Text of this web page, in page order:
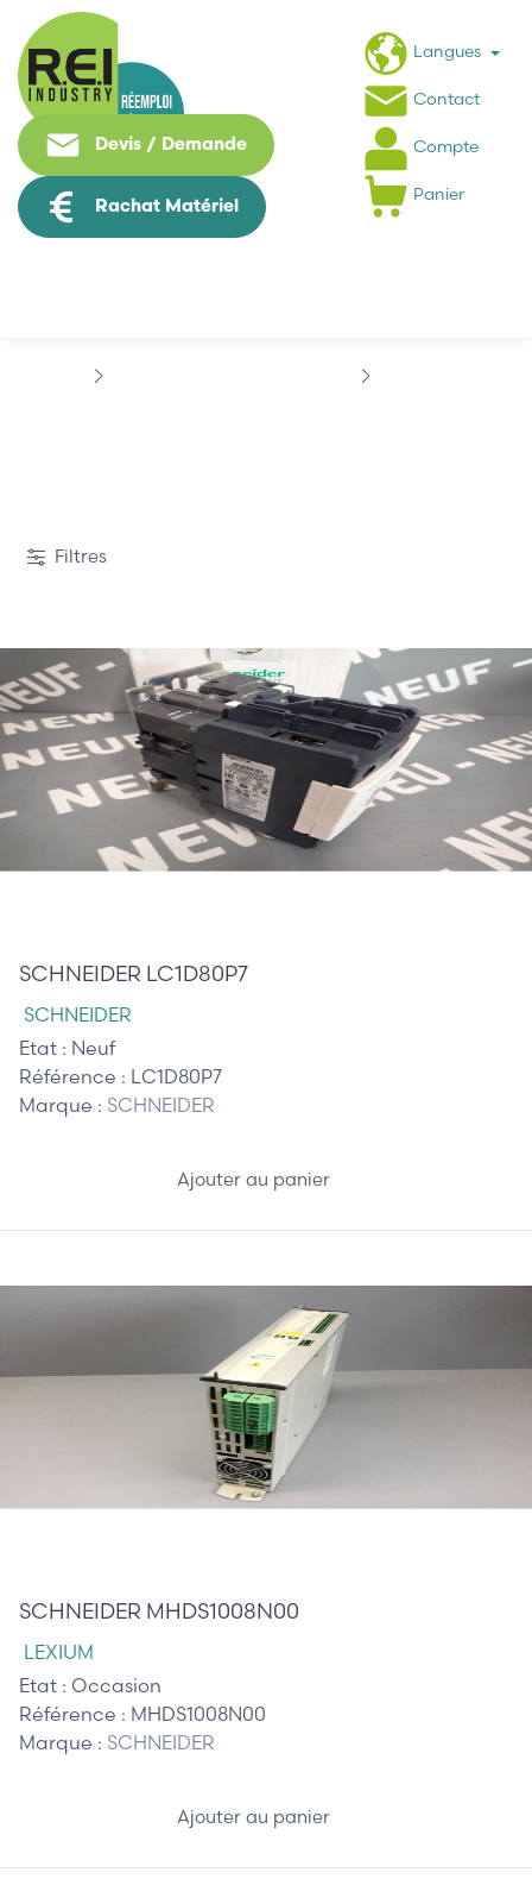
Devis / Demande
Rachat Matériel
Langues
Contact
Compte
Panier
Filtres
SCHNEIDER LC1D80P7
SCHNEIDER
Etat : Neuf
Référence : LC1D80P7
Marque : SCHNEIDER
Ajouter au panier
SCHNEIDER MHDS1008N00
LEXIUM
Etat : Occasion
Référence : MHDS1008N00
Marque : SCHNEIDER
Ajouter au panier